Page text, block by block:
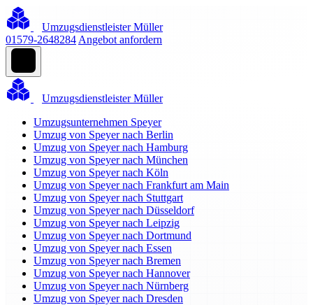
Umzugsdienstleister Müller
01579-2648284 Angebot anfordern
Umzugsdienstleister Müller
Umzugsunternehmen Speyer
Umzug von Speyer nach Berlin
Umzug von Speyer nach Hamburg
Umzug von Speyer nach München
Umzug von Speyer nach Köln
Umzug von Speyer nach Frankfurt am Main
Umzug von Speyer nach Stuttgart
Umzug von Speyer nach Düsseldorf
Umzug von Speyer nach Leipzig
Umzug von Speyer nach Dortmund
Umzug von Speyer nach Essen
Umzug von Speyer nach Bremen
Umzug von Speyer nach Hannover
Umzug von Speyer nach Nürnberg
Umzug von Speyer nach Dresden